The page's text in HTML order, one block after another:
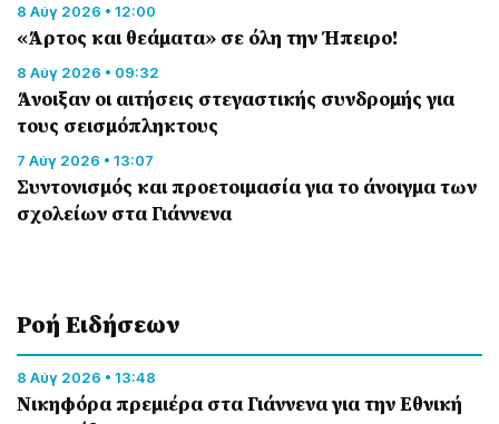
8 Αύγ 2026 • 12:00
«Άρτος και θεάματα» σε όλη την Ήπειρο!
8 Αύγ 2026 • 09:32
Άνοιξαν οι αιτήσεις στεγαστικής συνδρομής για
τους σεισμόπληκτους
7 Αύγ 2026 • 13:07
Συντονισμός και προετοιμασία για το άνοιγμα των
σχολείων στα Γιάννενα
Ροή Eιδήσεων
8 Αύγ 2026 • 13:48
Nικηφόρα πρεμιέρα στα Γιάννενα για την Εθνική